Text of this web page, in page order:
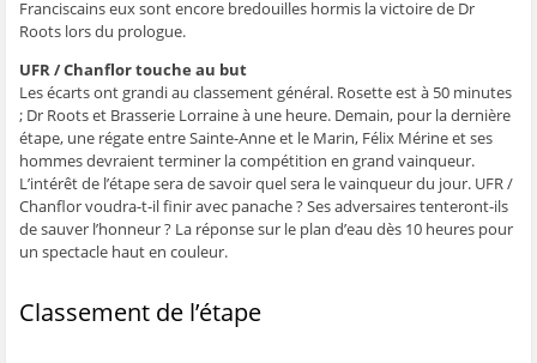
Franciscains eux sont encore bredouilles hormis la victoire de Dr
Roots lors du prologue.
UFR / Chanflor touche au but
Les écarts ont grandi au classement général. Rosette est à 50 minutes
; Dr Roots et Brasserie Lorraine à une heure. Demain, pour la dernière
étape, une régate entre Sainte-Anne et le Marin, Félix Mérine et ses
hommes devraient terminer la compétition en grand vainqueur.
L’intérêt de l’étape sera de savoir quel sera le vainqueur du jour. UFR /
Chanflor voudra-t-il finir avec panache ? Ses adversaires tenteront-ils
de sauver l’honneur ? La réponse sur le plan d’eau dès 10 heures pour
un spectacle haut en couleur.
Classement de l’étape